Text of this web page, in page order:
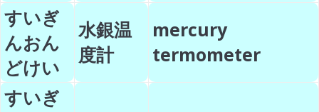
すいぎ
んおん
どけい
水銀温
度計
mercury
termometer
すいぎ